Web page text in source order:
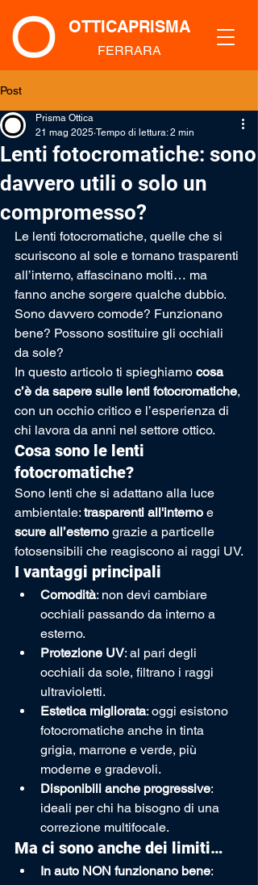
OTTICAPRISMA
FERRARA
Post
Lenti fotocromatiche: sono
davvero utili o solo un
compromesso?
Prisma Ottica
21 mag 2025 Tempo di lettura: 2 min
Le lenti fotocromatiche, quelle che si
scuriscono al sole e tornano trasparenti
all’interno, affascinano molti… ma
fanno anche sorgere qualche dubbio.
Sono davvero comode? Funzionano
bene? Possono sostituire gli occhiali
da sole?
In questo articolo ti spieghiamo cosa
c’è da sapere sulle lenti fotocromatiche,
con un occhio critico e l’esperienza di
chi lavora da anni nel settore ottico.
Cosa sono le lenti
fotocromatiche?
Sono lenti che si adattano alla luce
ambientale: trasparenti all'interno e
scure all’esterno grazie a particelle
fotosensibili che reagiscono ai raggi UV.
I vantaggi principali
Comodità: non devi cambiare
occhiali passando da interno a
esterno.
Protezione UV: al pari degli
occhiali da sole, filtrano i raggi
ultravioletti.
Estetica migliorata: oggi esistono
fotocromatiche anche in tinta
grigia, marrone e verde, più
moderne e gradevoli.
Disponibili anche progressive:
ideali per chi ha bisogno di una
correzione multifocale.
Ma ci sono anche dei limiti…
In auto NON funzionano bene: